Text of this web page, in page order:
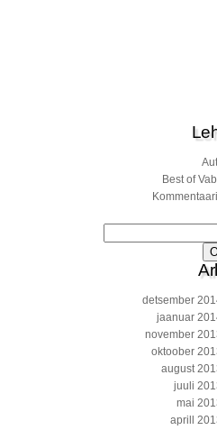
Best of
detsember
jaanuar
november
oktoober
august
juuli
mai
aprill